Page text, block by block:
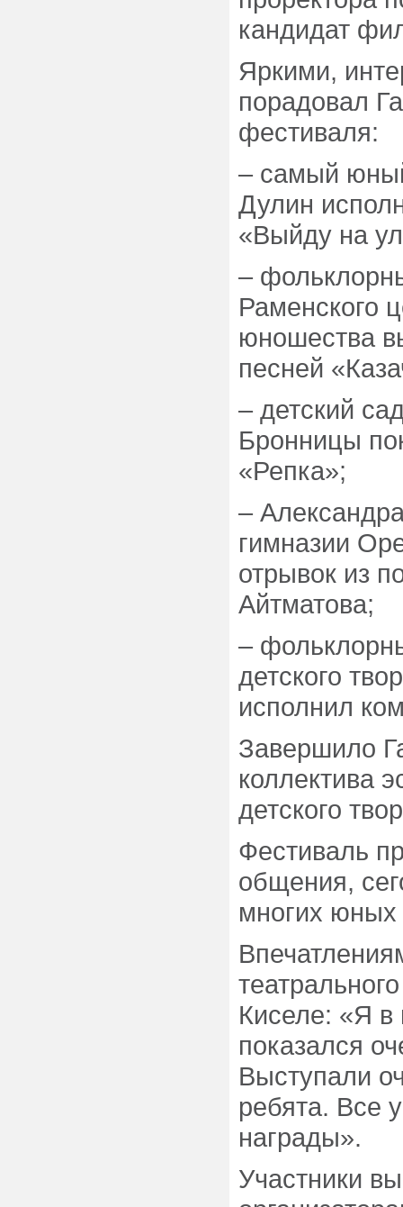
кандидат
Яркими,
порадовал
фестиваля:
– самый
Дулин
«Выйду на
–
Раменского
юношества
песней
– детский
Бронницы
«Репка»;
–
гимназии
отрывок из
Айтматова;
–
детского
исполнил
Завершило
коллектива
детского
Фестиваль
общения,
многих юных
Киселе: «Я
показался
Выступали
ребята. Все
награды».
Участники